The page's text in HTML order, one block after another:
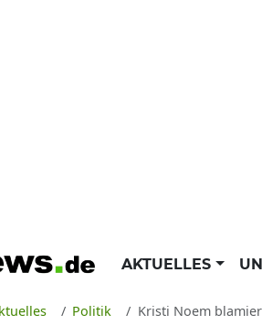
AKTUELLES
Politik Kristi Noem